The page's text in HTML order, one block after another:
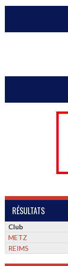
RÉSULTATS
Club
METZ
REIMS